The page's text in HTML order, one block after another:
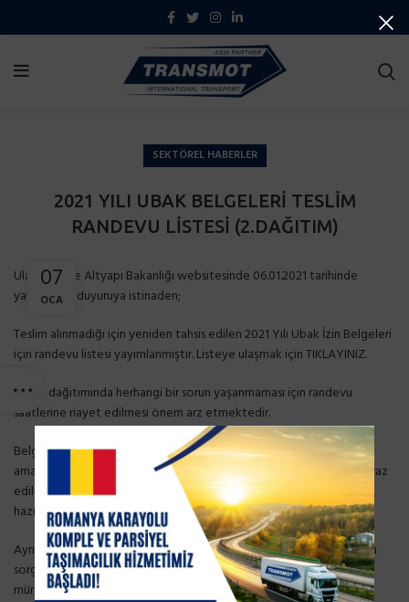
SEKTÖREL HABERLER
2021 YILI UBAK BELGELERİ TESLİM
RANDEVU LİSTESİ (2.DAĞITIM)
07
OCA
Ulaştırma ve Altyapı Bakanlığı websitesinde 06.01.2021 tarihinde
yayımlanan duyuruya istinaden;
Teslim alınmadığı için yeniden tahsis edilen 2021 Yılı Ubak İzin Belgeleri
için randevu listesi yayımlanmıştır. Listeye ulaşmak içinTIKLAYINIZ.
Belge dağıtımında herhangi bir sorun yaşanmaması için randevu
saatlerine riayet edilmesi önem arz etmektedir.
Belge teslimi sırasında işlemlerin hızlı bir şekilde yürütülebilmesi
amacıyla, firma temsilcilerince vekalet fotokopilerinin (asıllarının ibraz
edilmesi koşuluyla) ve belge teslim tutanaklarının önceden
hazırlanarak sunulması gerekmektedir.
Ayrıca,COVID-19 tedbirleri kapsamında Bakanlık girişlerde HES kodu
sorgulaması yapılmakta olup, firma temsilcilerinin güvenliğe
müracaatlarında HES kodlarını ibraz etmeleri gerekmektedir.